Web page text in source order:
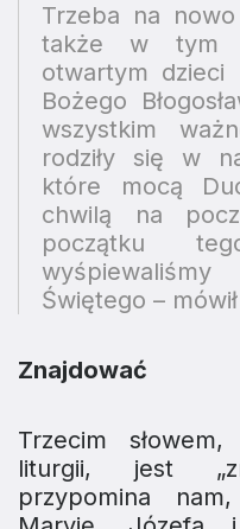
Trzeba na
także w tym
otwartym
Bożego
wszystkim
rodziły się w
które mocą
chwilą na
początku
Świętego –
Znajdować
Trzecim
liturgii, jest
przypomina